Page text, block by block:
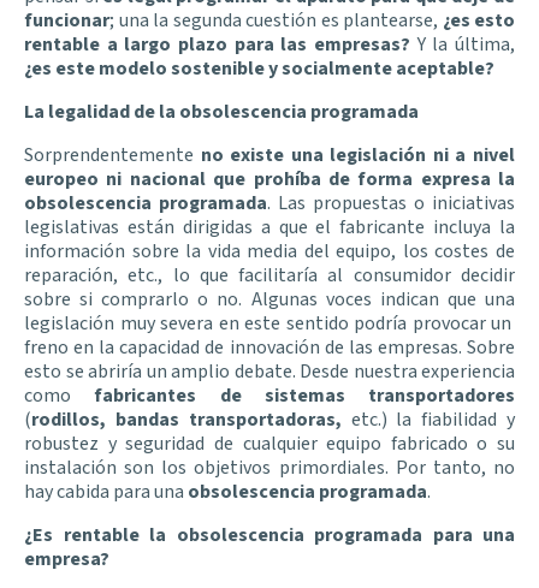
funcionar; una la segunda cuestión es plantearse, ¿es esto
rentable a largo plazo para las empresas? Y la última,
¿es este modelo sostenible y socialmente aceptable?
La legalidad de la obsolescencia programada
Sorprendentemente no existe una legislación ni a nivel
europeo ni nacional que prohíba de forma expresa la
obsolescencia programada. Las propuestas o iniciativas
legislativas están dirigidas a que el fabricante incluya la
información sobre la vida media del equipo, los costes de
reparación, etc., lo que facilitaría al consumidor decidir
sobre si comprarlo o no. Algunas voces indican que una
legislación muy severa en este sentido podría provocar un
freno en la capacidad de innovación de las empresas. Sobre
esto se abriría un amplio debate. Desde nuestra experiencia
comofabricantes de sistemas transportadores
(rodillos, bandas transportadoras, etc.) la fiabilidad y
robustez y seguridad de cualquier equipo fabricado o su
instalación son los objetivos primordiales. Por tanto, no
hay cabida para una obsolescencia programada.
¿Es rentable la obsolescencia programada para una
empresa?